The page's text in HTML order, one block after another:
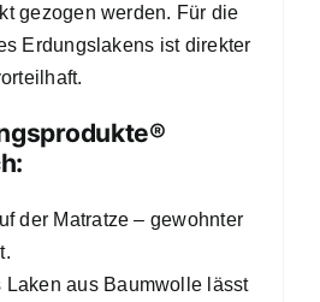
gezogen werden. Für die
Erdungslakens ist direkter
der Matratze – gewohnter
Laken aus Baumwolle lässt